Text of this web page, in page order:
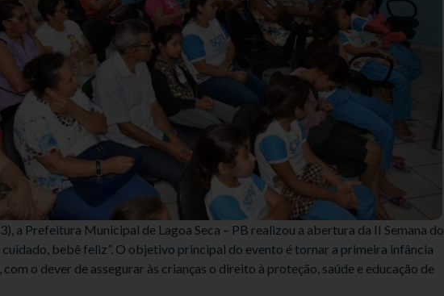
a Prefeitura Municipal de Lagoa Seca – PB realizou a abertura da II Semana do
bebê feliz”. O objetivo principal do evento é tornar a primeira infância
o dever de assegurar às crianças o direito à proteção, saúde e educação de